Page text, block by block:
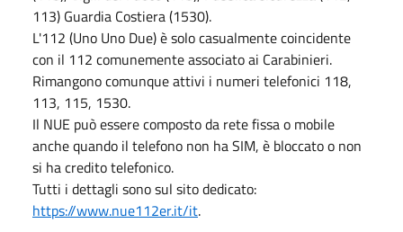
113) Guardia Costiera (1530).
L'112 (Uno Uno Due) è solo casualmente coincidente
con il 112 comunemente associato ai Carabinieri.
Rimangono comunque attivi i numeri telefonici 118,
113, 115, 1530.
Il NUE può essere composto da rete fissa o mobile
anche quando il telefono non ha SIM, è bloccato o non
si ha credito telefonico.
Tutti i dettagli sono sul sito dedicato:
https://www.nue112er.it/it.